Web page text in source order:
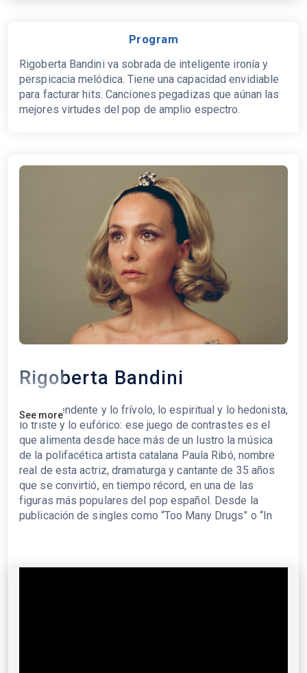
Program
Rigoberta Bandini va sobrada de inteligente ironía y
perspicacia melódica. Tiene una capacidad envidiable
para facturar hits. Canciones pegadizas que aúnan las
mejores virtudes del pop de amplio espectro.
Rigoberta Bandini
Lo trascendente y lo frívolo, lo espiritual y lo hedonista,
lo triste y lo eufórico: ese juego de contrastes es el
que alimenta desde hace más de un lustro la música
de la polifacética artista catalana Paula Ribó, nombre
real de esta actriz, dramaturga y cantante de 35 años
que se convirtió, en tiempo récord, en una de las
figuras más populares del pop español. Desde la
publicación de singles como “Too Many Drugs” o “In
See more